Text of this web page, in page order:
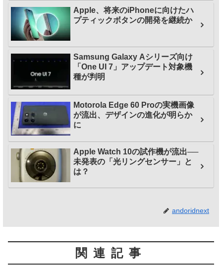
Apple、将来のiPhoneに向けたハ
プティックボタンの開発を継続か
Samsung Galaxy Aシリーズ向け
「One UI 7」アップデート対象機
種が判明
Motorola Edge 60 Proの実機画像
が流出、デザインの進化が明らか
に
Apple Watch 10の試作機が流出──
未発表の「光リングセンサー」と
は？
andoridnext
関連記事